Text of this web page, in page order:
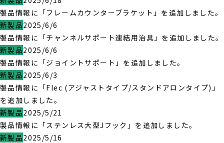
製品情報に「フレームカウンターブラケット」を追加しました。
新製品2025/6/6
製品情報に「チャンネルサポート連結用治具」を追加しました。
新製品2025/6/6
製品情報に「ジョイントサポート」を追加しました。
新製品2025/6/3
製品情報に「Flec (アジャストタイプ/スタンドアロンタイプ)」
を追加しました。
新製品2025/5/21
製品情報に「ステンレス大型Jフック」を追加しました。
新製品2025/5/16